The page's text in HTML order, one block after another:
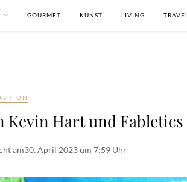
GOURMET KUNST LIVING TRAVEL
Kevin Hart und Fabletics
am30. April 2023 um 7:59 Uhr